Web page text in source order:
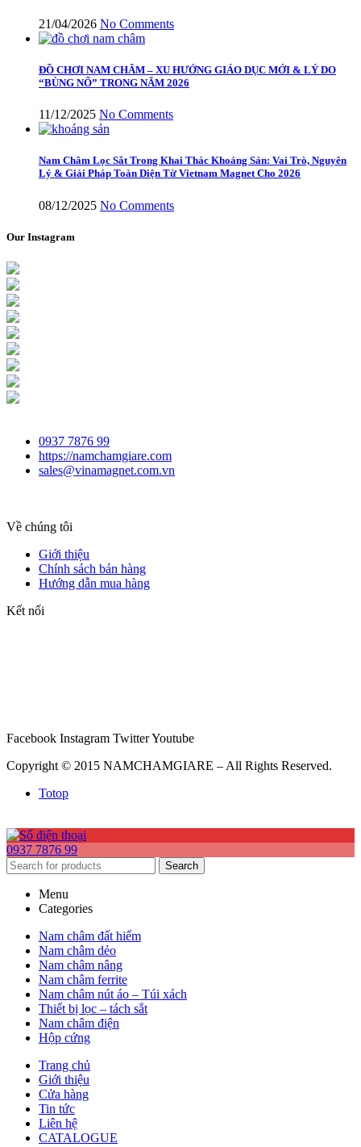
21/04/2026 No Comments
ĐỒ CHƠI NAM CHÂM – XU HƯỚNG GIÁO DỤC MỚI & LÝ DO
“BÙNG NỔ” TRONG NĂM 2026
11/12/2025 No Comments
Nam Châm Lọc Sắt Trong Khai Thác Khoáng Sản: Vai Trò, Nguyên
Lý & Giải Pháp Toàn Diện Từ Vietnam Magnet Cho 2026
08/12/2025 No Comments
Our Instagram
0937 7876 99
https://namchamgiare.com
sales@vinamagnet.com.vn
Về chúng tôi
Giới thiệu
Chính sách bán hàng
Hướng dẫn mua hàng
Kết nối
Facebook Instagram TwitterYoutube
Copyright © 2015 NAMCHAMGIARE – All Rights Reserved.
Totop
0937 7876 99
Search
Menu
Categories
Nam châm đất hiếm
Nam châm dẻo
Nam châm nâng
Nam châm ferrite
Nam châm nút áo – Túi xách
Thiết bị lọc – tách sắt
Nam châm điện
Hộp cứng
Trang chủ
Giới thiệu
Cửa hàng
Tin tức
Liên hệ
CATALOGUE